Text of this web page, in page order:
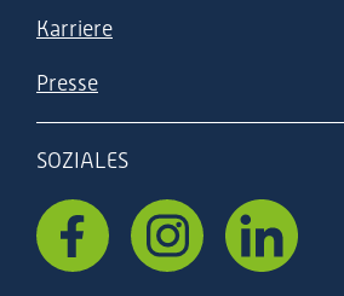
Karriere
Presse
SOZIALES